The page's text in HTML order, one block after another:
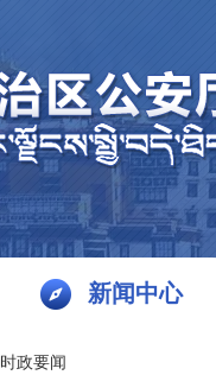
新闻中心
时政要闻